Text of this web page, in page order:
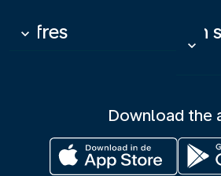
Offres
keyboard_arrow_down
keyboard_arrow_down
Download the